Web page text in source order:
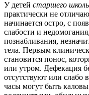
У детей старшего
практически не
начинается остро, с
слабости и
познабливания,
тела. Первым
становится понос,
или утром. Дефекация
отсутствуют или
часы могут быть